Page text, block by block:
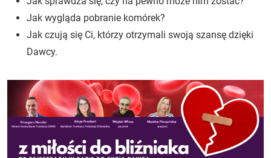
Jak wygląda pobranie komórek?
Jak czują się Ci, którzy otrzymali swoją szansę dzięki
Dawcy.